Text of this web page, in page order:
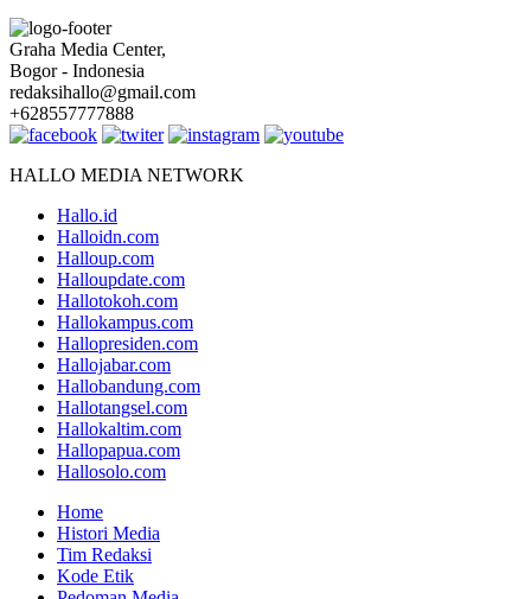
Graha Media Center,
Bogor - Indonesia
redaksihallo@gmail.com
+628557777888
HALLO MEDIA NETWORK
Hallo.id
Halloidn.com
Halloup.com
Halloupdate.com
Hallotokoh.com
Hallokampus.com
Hallopresiden.com
Hallojabar.com
Hallobandung.com
Hallotangsel.com
Hallokaltim.com
Hallopapua.com
Hallosolo.com
Home
Histori Media
Tim Redaksi
Kode Etik